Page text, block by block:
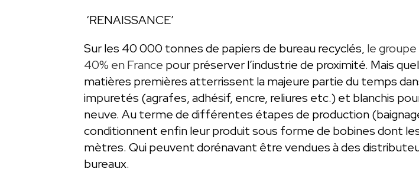
‘RENAISSANCE’
Sur les 40 000 tonnes de papiers de bureau recyclés, le
40% en France pour préserver l’industrie de proximité. Mais
matières premières atterrissent la majeure partie du temps
impuretés (agrafes, adhésif, encre, reliures etc.) et blanchis
neuve. Au terme de différentes étapes de production
conditionnent enfin leur produit sous forme de bobines dont
mètres. Qui peuvent dorénavant être vendues à des
bureaux.